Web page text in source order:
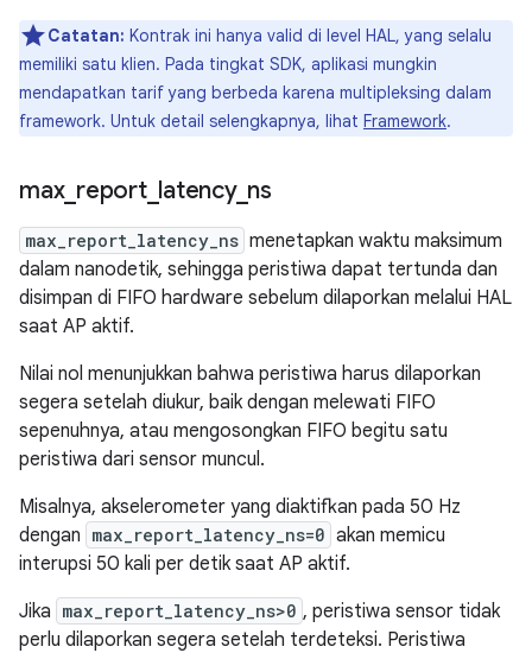
Catatan: Kontrak ini hanya valid di level HAL, yang selalu
memiliki satu klien. Pada tingkat SDK, aplikasi mungkin
mendapatkan tarif yang berbeda karena multipleksing dalam
framework. Untuk detail selengkapnya, lihat Framework.
max_ report_ latency_ ns
max_report_latency_ns menetapkan waktu maksimum
dalam nanodetik, sehingga peristiwa dapat tertunda dan
disimpan di FIFO hardware sebelum dilaporkan melalui HAL
saat AP aktif.
Nilai nol menunjukkan bahwa peristiwa harus dilaporkan
segera setelah diukur, baik dengan melewati FIFO
sepenuhnya, atau mengosongkan FIFO begitu satu
peristiwa dari sensor muncul.
Misalnya, akselerometer yang diaktifkan pada 50 Hz
dengan max_report_latency_ns=0 akan memicu
interupsi 50 kali per detik saat AP aktif.
Jika max_report_latency_ns>0 , peristiwa sensor tidak
perlu dilaporkan segera setelah terdeteksi. Peristiwa